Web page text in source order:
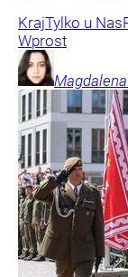
KrajTylko u Nas
Wprost
Magdalena